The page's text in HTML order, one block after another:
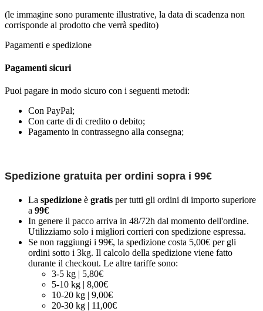
(le immagine sono puramente illustrative, la data di scadenza non
corrisponde al prodotto che verrà spedito)
Pagamenti e spedizione
Pagamenti sicuri
Puoi pagare in modo sicuro con i seguenti metodi:
Con PayPal;
Con carte di di credito o debito;
Pagamento in contrassegno alla consegna;
Spedizione gratuita per ordini sopra i 99€
La spedizione è gratis per tutti gli ordini di importo superiore
a 99€
In genere il pacco arriva in 48/72h dal momento dell'ordine.
Utilizziamo solo i migliori corrieri con spedizione espressa.
Se non raggiungi i 99€, la spedizione costa 5,00€ per gli
ordini sotto i 3kg. Il calcolo della spedizione viene fatto
durante il checkout. Le altre tariffe sono:
3-5 kg | 5,80€
5-10 kg | 8,00€
10-20 kg | 9,00€
20-30 kg | 11,00€